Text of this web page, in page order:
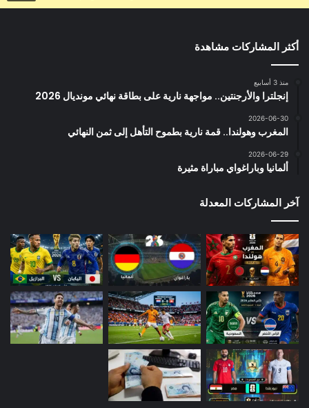
أكثر المشاركات مشاهدة
منذ 3 أسابيع
إنجلترا والأرجنتين.. مواجهة نارية على بطاقة نهائي مونديال 2026
2026-06-30
المغرب وهولندا.. قمة نارية بطموح التأهل إلى ثمن النهائي
2026-06-29
ألمانيا وباراغواي مباراة مثيرة
آخر المشاركات المعدلة